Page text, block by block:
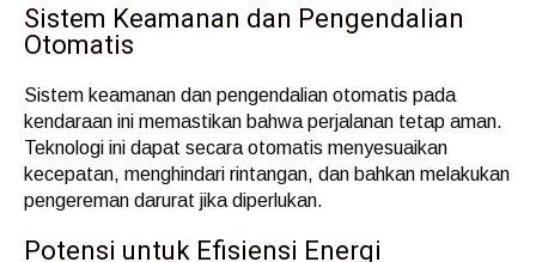
Sistem Keamanan dan Pengendalian
Otomatis
Sistem keamanan dan pengendalian otomatis pada
kendaraan ini memastikan bahwa perjalanan tetap aman.
Teknologi ini dapat secara otomatis menyesuaikan
kecepatan, menghindari rintangan, dan bahkan melakukan
pengereman darurat jika diperlukan.
Potensi untuk Efisiensi Energi